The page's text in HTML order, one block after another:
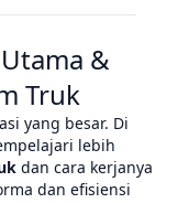
&
Truk
yang besar. Di
lebih
dan cara kerjanya
dan efisiensi